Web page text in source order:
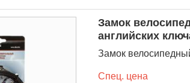
Замок
английских
Замок
Спец. цена